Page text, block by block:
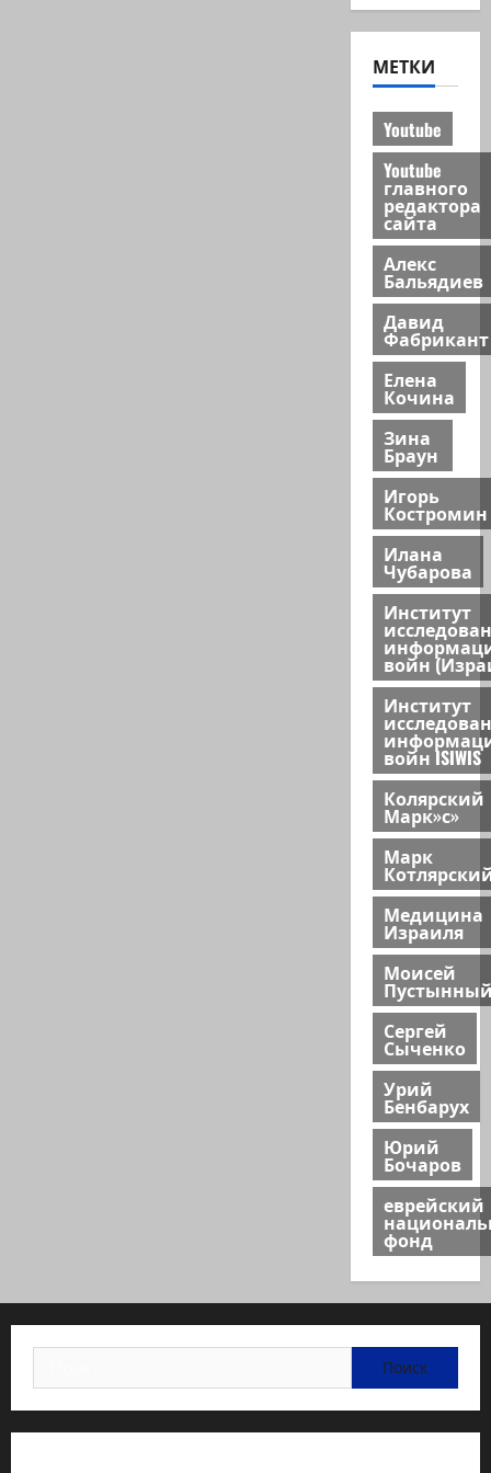
МЕТКИ
Youtube
Youtube
главного
редактора
сайта
Алекс
Бальядиев
Давид
Фабрикант
Елена
Кочина
Зина
Браун
Игорь
Костромин
Илана
Чубарова
Институт
войн
Институт
войн ISIWIS
Колярский
Марк»с»
Марк
Медицина
Израиля
Моисей
Сергей
Сыченко
Урий
Бенбарух
Юрий
Бочаров
еврейский
фонд